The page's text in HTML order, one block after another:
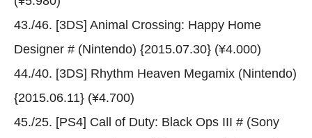
43./46. [3DS] Animal Crossing: Happy Home
Designer # (Nintendo) {2015.07.30} (¥4.000)
44./40. [3DS] Rhythm Heaven Megamix (Nintendo)
{2015.06.11} (¥4.700)
45./25. [PS4] Call of Duty: Black Ops III # (Sony